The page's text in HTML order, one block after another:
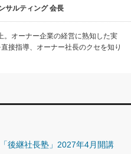
サルティング 会長
。オーナー企業の経営に熟知した実
接指導、オーナー社長のクセを知り
後継社長塾」2027年4月開講